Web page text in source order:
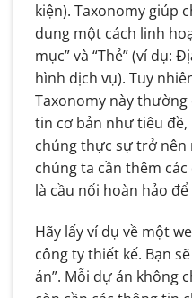
kiện). Taxonomy giúp
dung một cách linh
mục” và “Thẻ” (ví dụ:
hình dịch vụ). Tuy
Taxonomy này
tin cơ bản như tiêu
chúng thực sự trở nên
chúng ta cần thêm
là cầu nối hoàn hảo
Hãy lấy ví dụ về một
công ty thiết kế. Bạn
án”. Mỗi dự án không